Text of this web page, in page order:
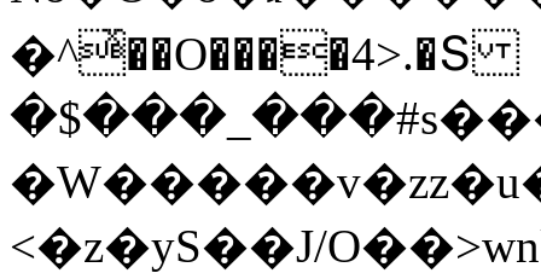
�^ͯ��O����4>.�Տ
<�z�yS��J/